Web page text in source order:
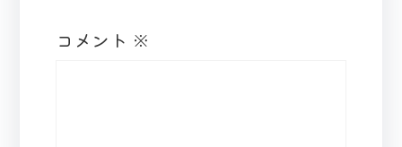
コメント ※